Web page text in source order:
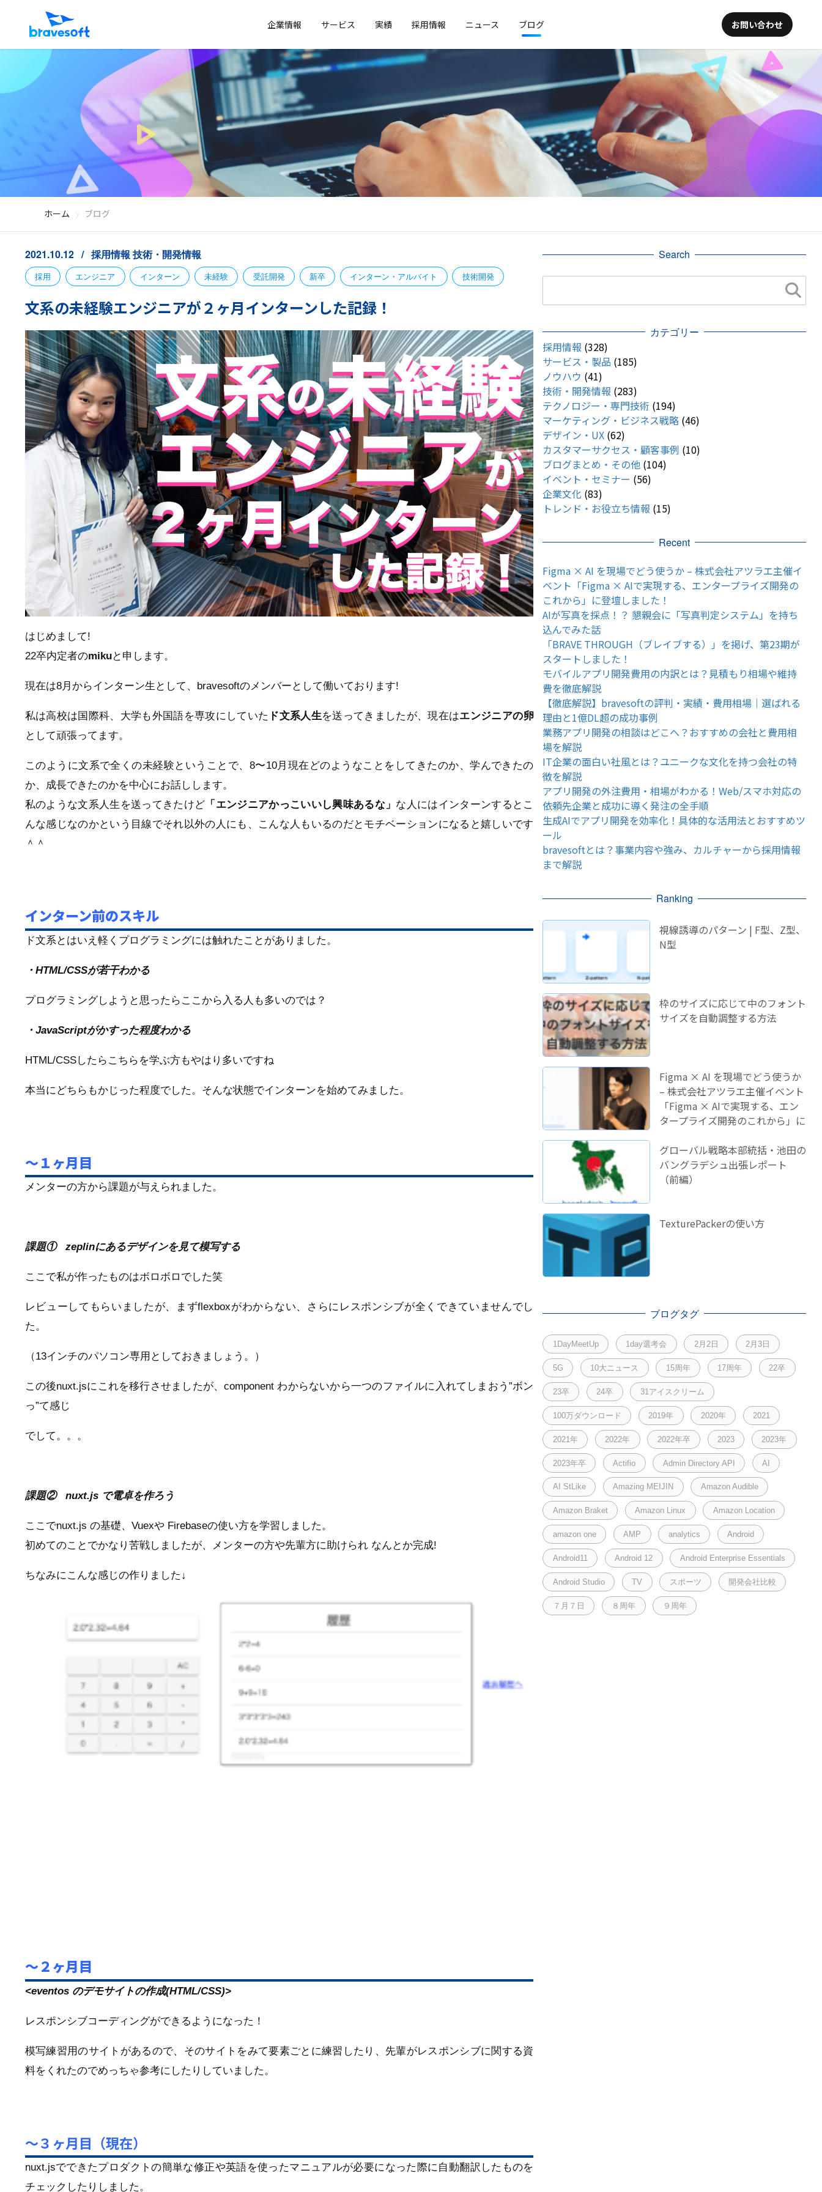
企業情報 サービス 実績 採用情報 ニュース ブログ お問い合わせ
ホーム ブログ
2021.10.12 採用情報 技術・開発情報
採用 エンジニア インターン 未経験 受託開発 新卒 インターン・アルバイト 技術開発
文系の未経験エンジニアが２ヶ月インターンした記録！
はじめまして!
22卒内定者のmikuと申します。
現在は8月からインターン生として、bravesoftのメンバーとして働いております!
私は高校は国際科、大学も外国語を専攻にしていた ド文系人生を送ってきましたが、現在はエンジニアの卵
として頑張ってます。
このように文系で全くの未経験ということで、8〜10月現在どのようなことをしてきたのか、学んできたの
か、成長できたのかを中心にお話しします。
私のような文系人生を送ってきたけど 「エンジニアかっこいいし興味あるな」 な人にはインターンするとこ
んな感じなのかという目線でそれ以外の人にも、こんな人もいるのだとモチベーションになると嬉しいです
＾＾
インターン前のスキル
ド文系とはいえ軽くプログラミングには触れたことがありました。
・HTML/CSSが若干わかる
プログラミングしようと思ったらここから入る人も多いのでは？
・JavaScriptがかすった程度わかる
HTML/CSSしたらこちらを学ぶ方もやはり多いですね
本当にどちらもかじった程度でした。そんな状態でインターンを始めてみました。
〜１ヶ月目
メンターの方から課題が与えられました。
課題① zeplinにあるデザインを見て模写する
ここで私が作ったものはボロボロでした笑
レビューしてもらいましたが、まずflexboxがわからない、さらにレスポンシブが全くできていませんでし
た。
（13インチのパソコン専用としておきましょう。）
この後nuxt.jsにこれを移行させましたが、component わからないから一つのファイルに入れてしまおう”ボン
っ”て感じ
でして。。。
課題② nuxt.js で電卓を作ろう
ここでnuxt.js の基礎、Vuexや Firebaseの使い方を学習しました。
初めてのことでかなり苦戦しましたが、メンターの方や先輩方に助けられ なんとか完成!
ちなみにこんな感じの作りました↓
〜２ヶ月目
<eventos のデモサイトの作成(HTML/CSS)>
レスポンシブコーディングができるようになった！
模写練習用のサイトがあるので、そのサイトをみて要素ごとに練習したり、先輩がレスポンシブに関する資
料をくれたのでめっちゃ参考にしたりしていました。
〜３ヶ月目（現在）
nuxt.jsでできたプロダクトの簡単な修正や英語を使ったマニュアルが必要になった際に自動翻訳したものを
チェックしたりしました。
Search
カテゴリー
採用情報 (328)
サービス・製品 (185)
ノウハウ (41)
技術・開発情報 (283)
テクノロジー・専門技術 (194)
マーケティング・ビジネス戦略 (46)
デザイン・UX (62)
カスタマーサクセス・顧客事例 (10)
ブログまとめ・その他 (104)
イベント・セミナー (56)
企業文化 (83)
トレンド・お役立ち情報 (15)
Recent
Figma × AI を現場でどう使うか – 株式会社アツラエ主催イ
ベント「Figma × AIで実現する、エンタープライズ開発の
これから」に登壇しました！
AIが写真を採点！？ 懇親会に「写真判定システム」を持ち
込んでみた話
「BRAVE THROUGH（ブレイブする）」を掲げ、第23期が
スタートしました！
モバイルアプリ開発費用の内訳とは？見積もり相場や維持
費を徹底解説
【徹底解説】bravesoftの評判・実績・費用相場｜選ばれる
理由と1億DL超の成功事例
業務アプリ開発の相談はどこへ？おすすめの会社と費用相
場を解説
IT企業の面白い社風とは？ユニークな文化を持つ会社の特
徴を解説
アプリ開発の外注費用・相場がわかる！Web/スマホ対応の
依頼先企業と成功に導く発注の全手順
生成AIでアプリ開発を効率化！具体的な活用法とおすすめツ
ール
bravesoftとは？事業内容や強み、カルチャーから採用情報
まで解説
Ranking
視線誘導のパターン | F型、Z型、
N型
枠のサイズに応じて中のフォント
サイズを自動調整する方法
Figma × AI を現場でどう使うか
– 株式会社アツラエ主催イベント
「Figma × AIで実現する、エン
タープライズ開発のこれから」に
グローバル戦略本部統括・池田の
バングラデシュ出張レポート
（前編）
TexturePackerの使い方
ブログタグ
1DayMeetUp 1day選考会 2月2日 2月3日
5G 10大ニュース 15周年 17周年 22卒
23卒 24卒 31アイスクリーム
100万ダウンロード 2019年 2020年 2021
2021年 2022年 2022年卒 2023 2023年
2023年卒 Actifio Admin Directory API AI
AI StLike Amazing MEIJIN Amazon Audible
Amazon Braket Amazon Linux Amazon Location
amazon one AMP analytics Android
Android11 Android 12 Android Enterprise Essentials
Android Studio TV スポーツ 開発会社比較
７月７日 ８周年 ９周年